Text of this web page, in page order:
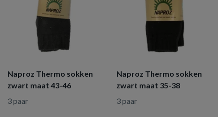
Naproz Thermo sokken
zwart maat 43-46
3 paar
Naproz Thermo sokken
zwart maat 35-38
3 paar